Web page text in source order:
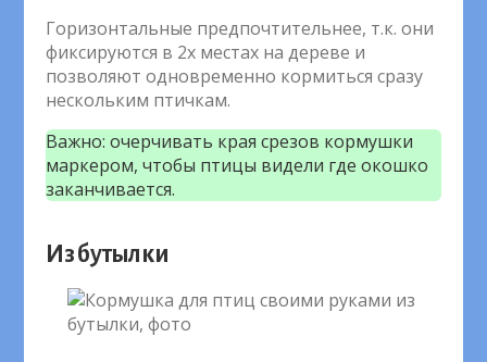
Горизонтальные предпочтительнее, т.к. они
фиксируются в 2х местах на дереве и
позволяют одновременно кормиться сразу
нескольким птичкам.
Важно: очерчивать края срезов кормушки
маркером, чтобы птицы видели где окошко
заканчивается.
Из бутылки